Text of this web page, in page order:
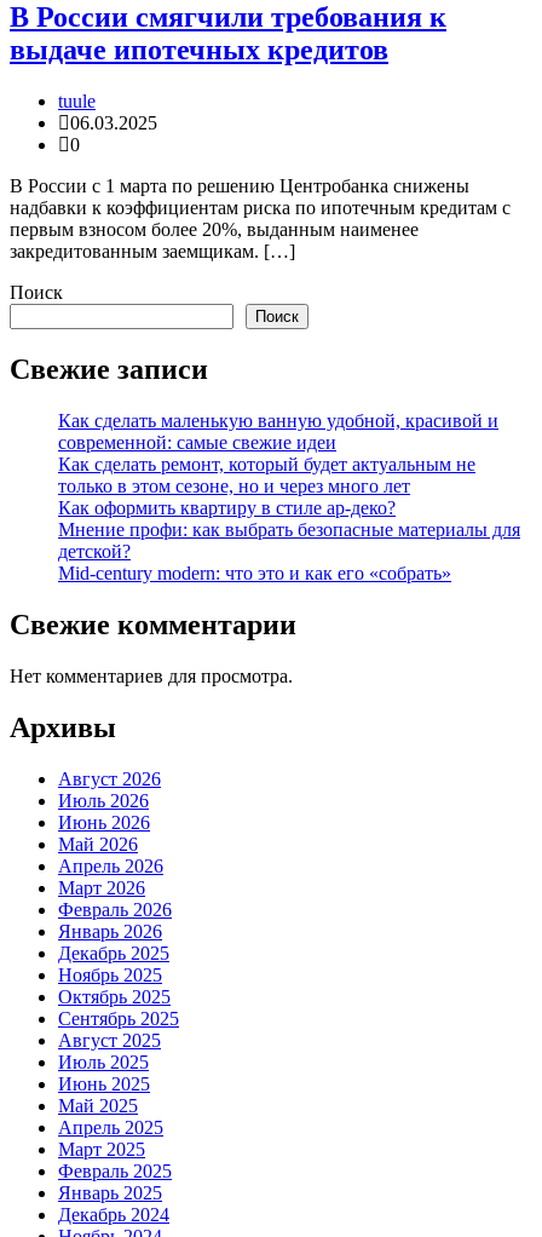
В России смягчили требования к
выдаче ипотечных кредитов
tuule
06.03.2025
0
В России с 1 марта по решению Центробанка снижены
надбавки к коэффициентам риска по ипотечным кредитам с
первым взносом более 20%, выданным наименее
закредитованным заемщикам. […]
Поиск
Поиск
Свежие записи
Как сделать маленькую ванную удобной, красивой и
современной: самые свежие идеи
Как сделать ремонт, который будет актуальным не
только в этом сезоне, но и через много лет
Как оформить квартиру в стиле ар-деко?
Мнение профи: как выбрать безопасные материалы для
детской?
Mid-century modern: что это и как его «собрать»
Свежие комментарии
Нет комментариев для просмотра.
Архивы
Август 2026
Июль 2026
Июнь 2026
Май 2026
Апрель 2026
Март 2026
Февраль 2026
Январь 2026
Декабрь 2025
Ноябрь 2025
Октябрь 2025
Сентябрь 2025
Август 2025
Июль 2025
Июнь 2025
Май 2025
Апрель 2025
Март 2025
Февраль 2025
Январь 2025
Декабрь 2024